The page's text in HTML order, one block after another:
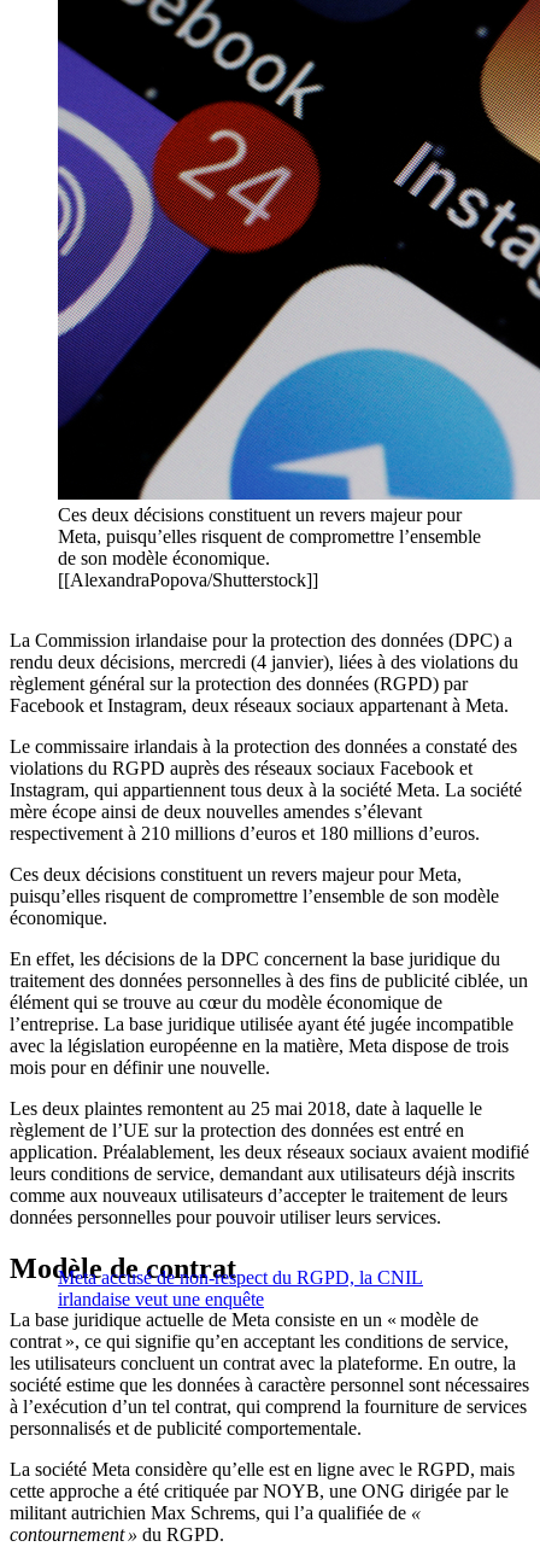
Ces deux décisions constituent un revers majeur pour
Meta, puisqu’elles risquent de compromettre l’ensemble
de son modèle économique.
[[AlexandraPopova/Shutterstock]]
La Commission irlandaise pour la protection des données (DPC) a
rendu deux décisions, mercredi (4 janvier), liées à des violations du
règlement général sur la protection des données (RGPD) par
Facebook et Instagram, deux réseaux sociaux appartenant à Meta.
Le commissaire irlandais à la protection des données a constaté des
violations du RGPD auprès des réseaux sociaux Facebook et
Instagram, qui appartiennent tous deux à la société Meta. La société
mère écope ainsi de deux nouvelles amendes s’élevant
respectivement à 210 millions d’euros et 180 millions d’euros.
Ces deux décisions constituent un revers majeur pour Meta,
puisqu’elles risquent de compromettre l’ensemble de son modèle
économique.
En effet, les décisions de la DPC concernent la base juridique du
traitement des données personnelles à des fins de publicité ciblée, un
élément qui se trouve au cœur du modèle économique de
l’entreprise. La base juridique utilisée ayant été jugée incompatible
avec la législation européenne en la matière, Meta dispose de trois
mois pour en définir une nouvelle.
Les deux plaintes remontent au 25 mai 2018, date à laquelle le
règlement de l’UE sur la protection des données est entré en
application. Préalablement, les deux réseaux sociaux avaient modifié
leurs conditions de service, demandant aux utilisateurs déjà inscrits
comme aux nouveaux utilisateurs d’accepter le traitement de leurs
données personnelles pour pouvoir utiliser leurs services.
Meta accusé de non-respect du RGPD, la CNIL
irlandaise veut une enquête
Modèle de contrat
La base juridique actuelle de Meta consiste en un « modèle de
contrat », ce qui signifie qu’en acceptant les conditions de service,
les utilisateurs concluent un contrat avec la plateforme. En outre, la
société estime que les données à caractère personnel sont nécessaires
à l’exécution d’un tel contrat, qui comprend la fourniture de services
personnalisés et de publicité comportementale.
La société Meta considère qu’elle est en ligne avec le RGPD, mais
cette approche a été critiquée par NOYB, une ONG dirigée par le
militant autrichien Max Schrems, qui l’a qualifiée de «
contournement » du RGPD.